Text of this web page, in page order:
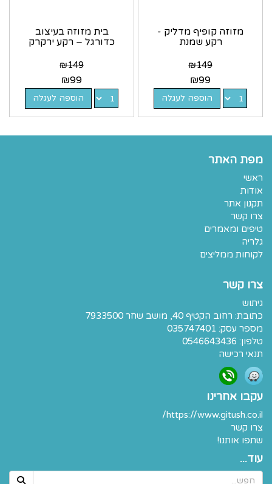
מזוזה קופיף מדליק -
רקע שמנת
₪149
₪99
הוספה לעגלה
בית מזוזה בעיצוב
כדורגל – רקע ירקרק
₪149
₪99
הוספה לעגלה
מפת האתר
ראשי
אודות
תקנון אתר
צרו קשר
טיפים ומאמרים
גלריה
לקוחות ממליצים
צרו קשר
גיתוש
כתובת: רחוב הקטיף 40, מושב שחר 7933500
מספר עסק: 035747401
טלפון: 0546643436
תנאי רכישה
עקבו אחרינו
https://www.gitush.co.il/
צרו קשר
שתפו אותנו!
עוד...